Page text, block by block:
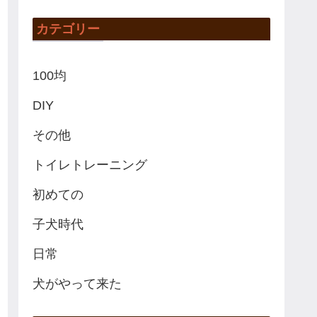
カテゴリー
100均
DIY
その他
トイレトレーニング
初めての
子犬時代
日常
犬がやって来た